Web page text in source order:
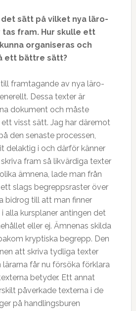
sätt på vilket nya läro-
fram. Hur skulle ett
organiseras och
ett bättre sätt?
framtagande av nya läro-
Dessa texter är
dokument och måste
visst sätt. Jag har däremot
den senaste processen,
delaktig i och därför känner
fram så likvärdiga texter
ämnena, lade man från
slags begreppsraster över
bidrog till att man finner
alla kursplaner antingen det
eller ej. Ämnenas skilda
kryptiska begrepp. Den
att skriva tydliga texter
får nu försöka förklara
betyder. Ett annat
påverkade texterna i de
på handlingsburen